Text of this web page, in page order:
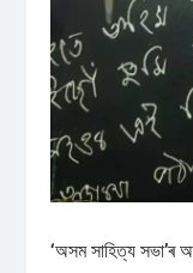
‘অসম সাহিত্য সভা’ৰ